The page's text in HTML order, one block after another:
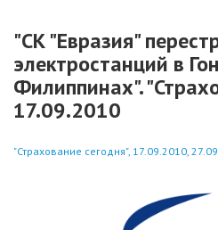
"СК "Евразия"
электростанций в
Филиппинах".
17.09.2010
"Страхование сегодня", 17.09.2010,